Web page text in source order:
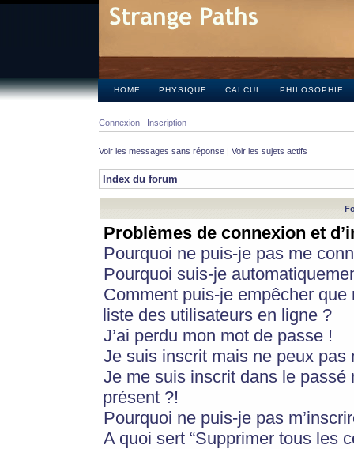
HOME PHYSIQUE CALCUL PHILOSOPHIE
Connexion Inscription
Voir les messages sans réponse | Voir les sujets actifs
Index du forum
Problèmes de connexion et
Pourquoi ne puis-je pas me
Pourquoi suis-je
Comment puis-je empêcher
liste des utilisateurs en ligne ?
J’ai perdu mon mot de passe !
Je suis inscrit mais ne peux pas
Je me suis inscrit dans le
présent ?!
Pourquoi ne puis-je pas
A quoi sert “Supprimer tous les